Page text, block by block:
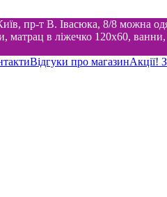
пр-т В. Івасюка, 8/8 можна
в ліжечко 120х60,
Відгуки про магазинАкції!